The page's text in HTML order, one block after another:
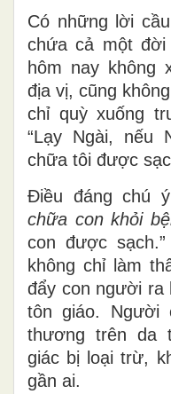
Có những lời
chứa cả một đời
hôm nay không
địa vị, cũng
chỉ quỳ xuống
“Lạy Ngài, nếu
chữa tôi được
Điều đáng chú
chữa con khỏi
con được sạch.”
không chỉ làm
đẩy con người ra
tôn giáo. Người
thương trên da
giác bị loại trừ,
gần ai.